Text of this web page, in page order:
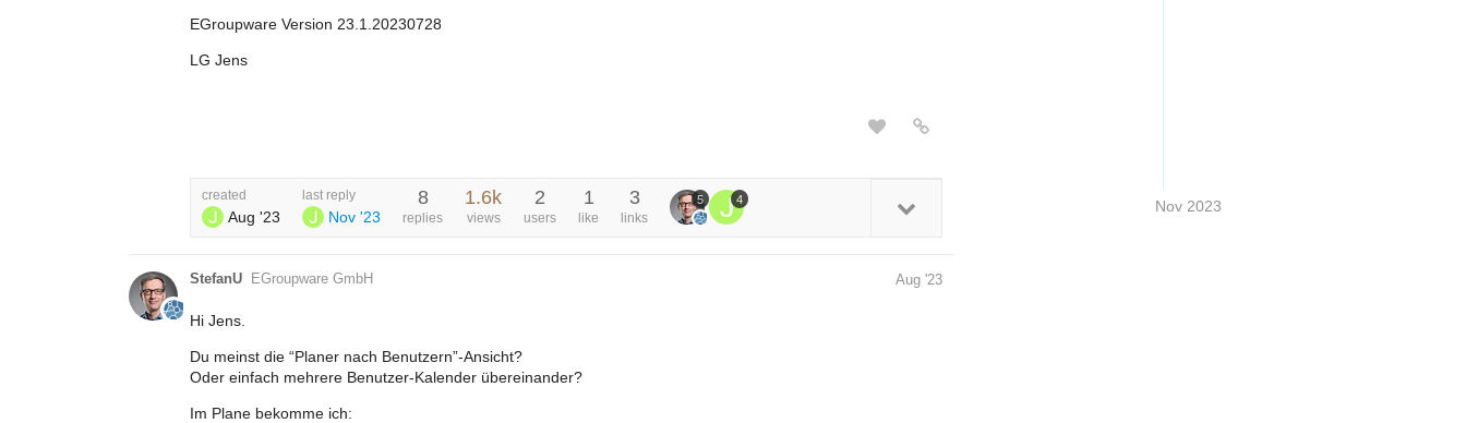
Nov 2023
EGroupware Version 23.1.20230728
LG Jens
created
Aug '23
last reply
Nov '23
8
replies
1.6k
views
2
users
1
like
3
links
5 4
StefanU EGroupware GmbH Aug '23
Hi Jens.
Du meinst die “Planer nach Benutzern”-Ansicht?
Oder einfach mehrere Benutzer-Kalender übereinander?
Im Plane bekomme ich: